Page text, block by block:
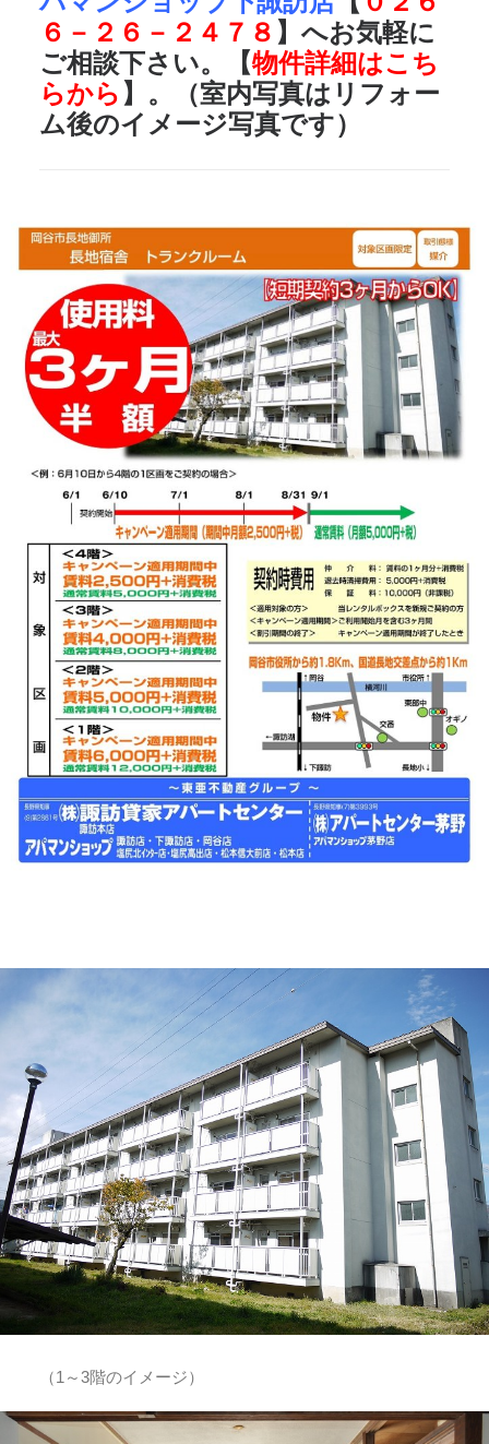
６－２６－２４７８ 】へお気軽に
ご相談下さい。【物件詳細はこち
らから 】。（室内写真はリフォー
ム後のイメージ写真です）
（1～3階のイメージ）